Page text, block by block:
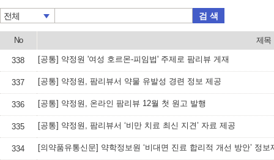
전체 검 색
No 제목
338 [공통] 약정원 '여성 호르몬-피임법' 주제로 팜리뷰 게재
337 [공통] 약정원, 팜리뷰서 약물 유발성 경련 정보 제공
336 [공통] 약정원, 온라인 팜리뷰 12월 첫 원고 발행
335 [공통] 약정원, 팜리뷰서 ‘비만 치료 최신 지견’ 자료 제공
334 [의약품유통신문] 약학정보원 ‘비대면 진료 합리적 개선 방안’ 정보